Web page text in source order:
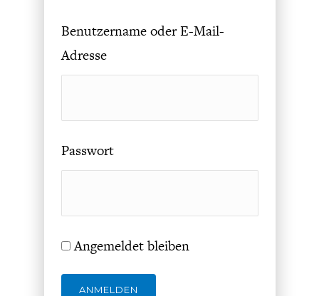
DIE NÄCHSTE STUFE DER
GESELLSCHAFT
Benutzername oder E-Mail-
Adresse
Passwort
Angemeldet bleiben
ANMELDEN